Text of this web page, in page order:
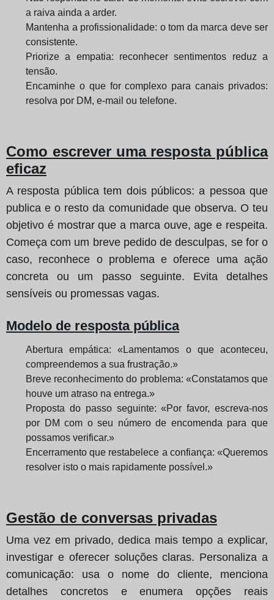
a raiva ainda a arder.
Mantenha a profissionalidade: o tom da marca deve ser
consistente.
Priorize a empatia: reconhecer sentimentos reduz a
tensão.
Encaminhe o que for complexo para canais privados:
resolva por DM, e-mail ou telefone.
Como escrever uma resposta pública
eficaz
A resposta pública tem dois públicos: a pessoa que
publica e o resto da comunidade que observa. O teu
objetivo é mostrar que a marca ouve, age e respeita.
Começa com um breve pedido de desculpas, se for o
caso, reconhece o problema e oferece uma ação
concreta ou um passo seguinte. Evita detalhes
sensíveis ou promessas vagas.
Modelo de resposta pública
Abertura empática: «Lamentamos o que aconteceu,
compreendemos a sua frustração.»
Breve reconhecimento do problema: «Constatamos que
houve um atraso na entrega.»
Proposta do passo seguinte: «Por favor, escreva-nos
por DM com o seu número de encomenda para que
possamos verificar.»
Encerramento que restabelece a confiança: «Queremos
resolver isto o mais rapidamente possível.»
Gestão de conversas privadas
Uma vez em privado, dedica mais tempo a explicar,
investigar e oferecer soluções claras. Personaliza a
comunicação: usa o nome do cliente, menciona
detalhes concretos e enumera opções reais